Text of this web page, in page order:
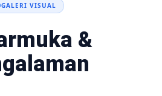
GALERI VISUAL
&